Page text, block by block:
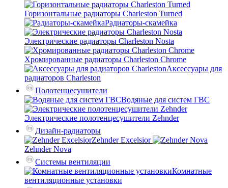
Горизонтальные радиаторы Charleston Turned
Радиаторы-скамейка
Электрические радиаторы Charleston Nosta
Хромированные радиаторы Charleston Chrome
Аксессуары для
радиаторов Charleston
Полотенцесушители
Водяные для систем ГВС
Электрические полотенцесушители Zehnder
Дизайн-радиаторы
Zehnder Excelsior
Zehnder Nova
Системы вентиляции
Комнатные
вентиляционные установки